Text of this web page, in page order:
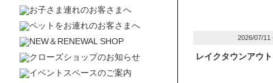
2026/07/11
レイクタウンアウ